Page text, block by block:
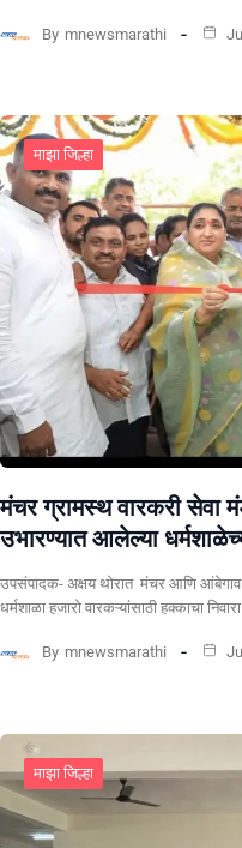
By mnewsmarathi
माझा जिल्हा
मंचर ग्रामस्थ वारकरी सेवा
उभारण्यात आलेल्या
उपसंपादक- अक्षय थोरात मंचर आणि आंबेगाव
धर्मशाळा हजारो वारकऱ्यांसाठी हक्काचा
By mnewsmarathi
माझा जिल्हा